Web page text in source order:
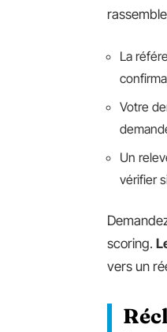
La
Votre
Un
vérifier
scoring.
vers un